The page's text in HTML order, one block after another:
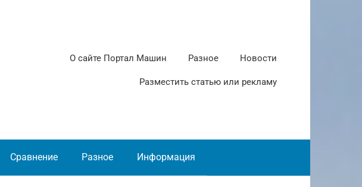
О сайте Портал Машин Разное Новости
Разместить статью или рекламу
Сравнение Разное Информация